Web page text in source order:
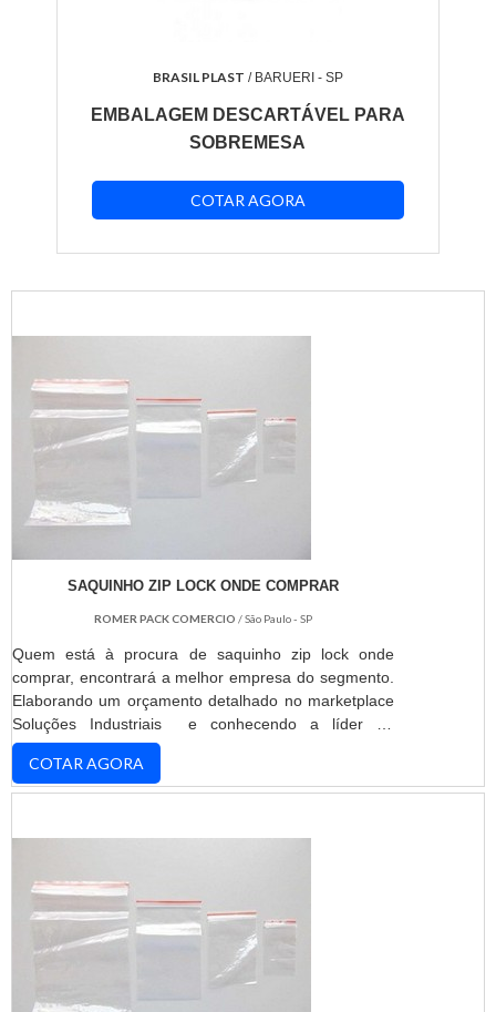
BRASIL PLAST / BARUERI - SP
EMBALAGEM DESCARTÁVEL PARA
SOBREMESA
COTAR AGORA
SAQUINHO ZIP LOCK ONDE COMPRAR
ROMER PACK COMERCIO/ São Paulo - SP
Quem está à procura de saquinho zip lock onde
comprar, encontrará a melhor empresa do segmento.
Elaborando um orçamento detalhado no marketplace
Soluções Industriais e conhecendo a líder do
mercado.MAIS DETALHES SOBRE SAQUINHO ZIP
LOCK ONDE COMPRARQuem está a procura de
saquinho zip lock onde comprar responsável, acha o
em aditivo époxi e perfil profissiográfico
COTAR AGORA